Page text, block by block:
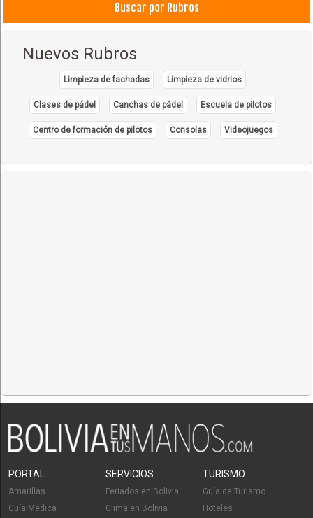
Buscar por Rubros
Nuevos Rubros
Limpieza de fachadas Limpieza de vidrios
Clases de pádel Canchas de pádel Escuela de pilotos
Centro de formación de pilotos Consolas Videojuegos
PORTAL
Amarillas
Guía Médica
SERVICIOS
Feriados en Bolivia
Clima en Bolivia
TURISMO
Guía de Turismo
Hoteles